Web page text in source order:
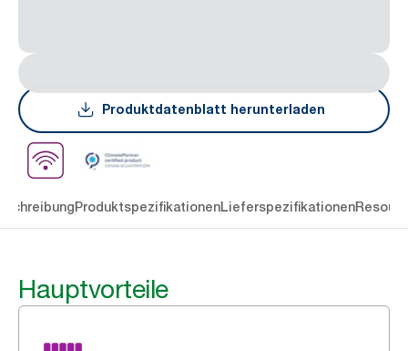
Produktdatenblatt herunterladen
ProduktspezifikationenLieferspezifikationen
Hauptvorteile